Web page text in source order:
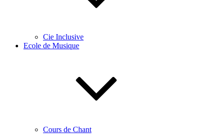
Cie Inclusive
Ecole de Musique
Cours de Chant